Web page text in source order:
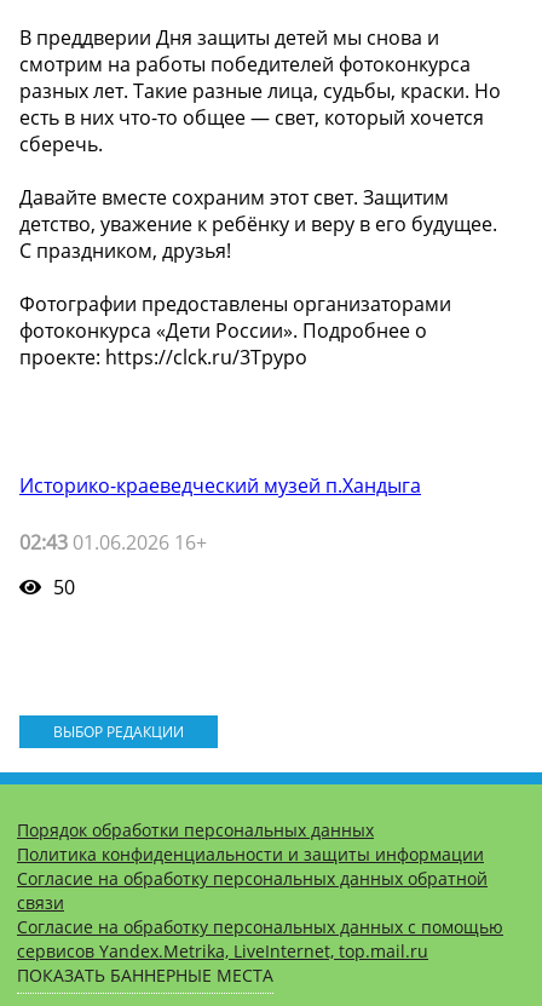
В преддверии Дня защиты детей мы снова и
смотрим на работы победителей фотоконкурса
разных лет. Такие разные лица, судьбы, краски. Но
есть в них что-то общее — свет, который хочется
сберечь.
Давайте вместе сохраним этот свет. Защитим
детство, уважение к ребёнку и веру в его будущее.
С праздником, друзья!
Фотографии предоставлены организаторами
фотоконкурса «Дети России». Подробнее о
проекте: https://clck.ru/3Tpypo
Историко-краеведческий музей п.Хандыга
02:43 01.06.2026 16+
50
ВЫБОР РЕДАКЦИИ
Порядок обработки персональных данных
Политика конфиденциальности и защиты информации
Согласие на обработку персональных данных обратной
связи
Согласие на обработку персональных данных с помощью
сервисов Yandex.Metrika, LiveInternet, top.mail.ru
ПОКАЗАТЬ БАННЕРНЫЕ МЕСТА